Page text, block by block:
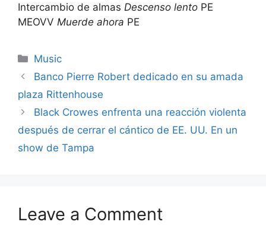
Intercambio de almas Descenso lento PE
MEOVV Muerde ahora PE
Categories
Music
Banco Pierre Robert dedicado en su amada
plaza Rittenhouse
Black Crowes enfrenta una reacción violenta
después de cerrar el cántico de EE. UU. En un
show de Tampa
Leave a Comment